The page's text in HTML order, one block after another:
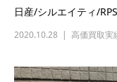
日産/シルエイティ/
2020.10.28 高価買取実